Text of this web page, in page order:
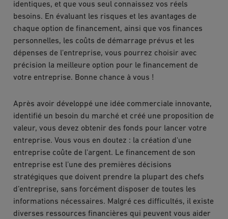
identiques, et que vous seul connaissez vos réels
besoins. En évaluant les risques et les avantages de
chaque option de financement, ainsi que vos finances
personnelles, les coûts de démarrage prévus et les
dépenses de l'entreprise, vous pourrez choisir avec
précision la meilleure option pour le financement de
votre entreprise. Bonne chance à vous !
Après avoir développé une idée commerciale innovante,
identifié un besoin du marché et créé une proposition de
valeur, vous devez obtenir des fonds pour lancer votre
entreprise. Vous vous en doutez : la création d'une
entreprise coûte de l'argent. Le financement de son
entreprise est l’une des premières décisions
stratégiques que doivent prendre la plupart des chefs
d’entreprise, sans forcément disposer de toutes les
informations nécessaires. Malgré ces difficultés, il existe
diverses ressources financières qui peuvent vous aider